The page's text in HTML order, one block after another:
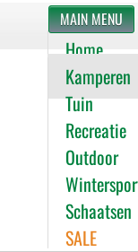
MAIN MENU
Home
Kamperen
Tuin
Recreatie
Outdoor
Schaatsen
SALE